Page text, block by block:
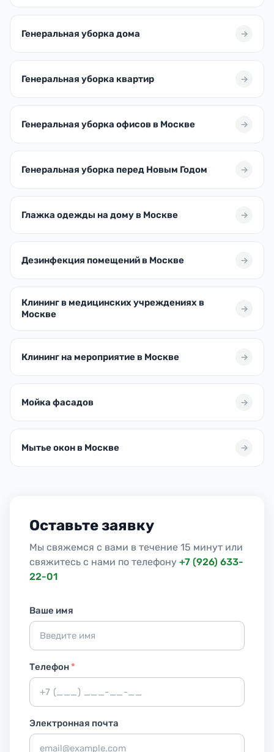
Генеральная уборка дома
Генеральная уборка квартир
Генеральная уборка офисов в Москве
Генеральная уборка перед Новым Годом
Глажка одежды на дому в Москве
Дезинфекция помещений в Москве
Клининг в медицинских учреждениях в
Москве
Клининг на мероприятие в Москве
Мойка фасадов
Мытье окон в Москве
Оставьте заявку
Мы свяжемся с вами в течение 15 минут или
свяжитесь с нами по телефону +7 (926) 633-
22-01
Ваше имя
Телефон*
Электронная почта